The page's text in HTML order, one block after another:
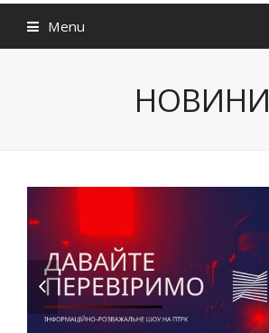
Menu
НОВИНИ
previous
slide